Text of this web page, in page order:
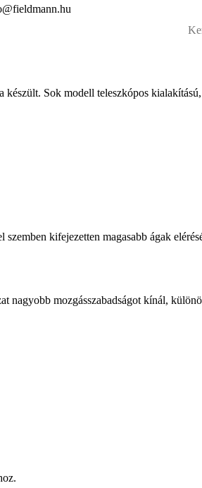
Sok modell teleszkópos
kifejezetten magasabb ágak
mozgásszabadságot kínál,